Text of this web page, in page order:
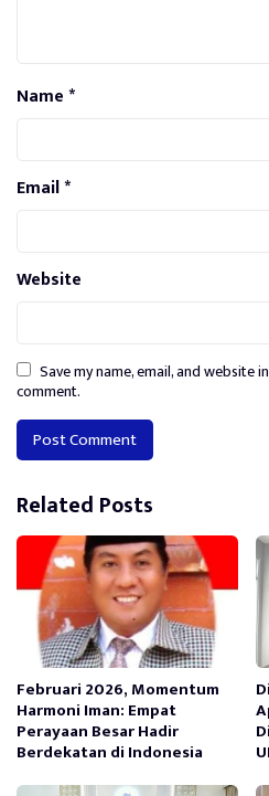
Name*
Email*
Website
Save my name, email, and website
comment.
Alternative:
Related Posts
Februari 2026, Momentum
Harmoni Iman: Empat
Perayaan Besar Hadir
Berdekatan di Indonesia